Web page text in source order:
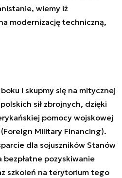
wiemy iż
modernizację techniczną,
i skupmy się na mitycznej
sił zbrojnych, dzięki
pomocy wojskowej
Military Financing).
dla sojuszników Stanów
bezpłatne pozyskiwanie
szkoleń na terytorium tego